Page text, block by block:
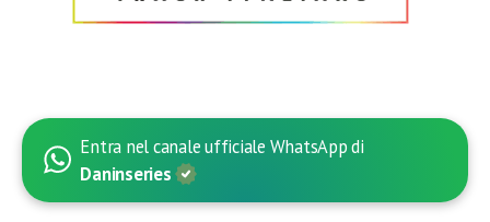
Entra nel canale ufficiale WhatsApp di
Daninseries